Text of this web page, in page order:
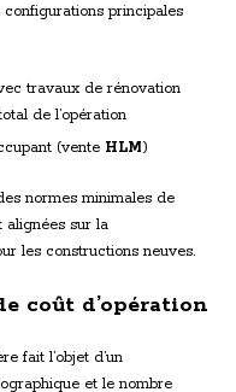
configurations principales
travaux de rénovation
de l’opération
(vente HLM)
normes minimales de
alignées sur la
les constructions neuves.
coût d’opération
fait l’objet d’un
et le nombre